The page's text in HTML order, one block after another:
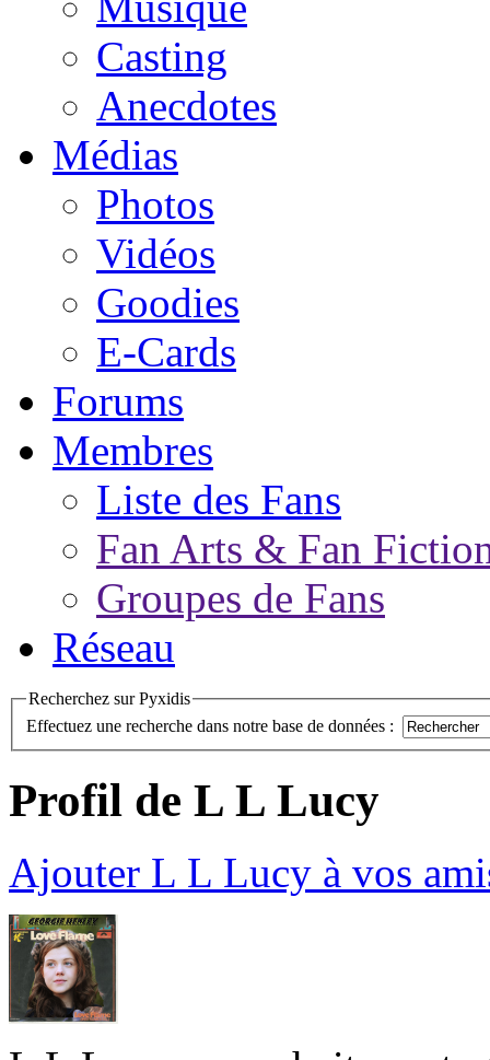
Casting
Anecdotes
Médias
Photos
Vidéos
Goodies
E-Cards
Forums
Membres
Liste des Fans
Fan Arts & Fan
Groupes de Fans
Réseau
Recherchez sur Pyxidis
Effectuez une recherche dans notre base de données :
Profil de L L Lucy
Ajouter L L Lucy à vos